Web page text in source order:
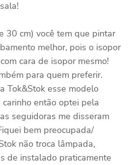
30 cm) você tem que pintar
melhor, pois o isopor
cara de isopor mesmo!
para quem preferir.
Tok&Stok esse modelo
então optei pela
seguidoras me disseram
bem preocupada/
não troca lâmpada,
de instalado praticamente